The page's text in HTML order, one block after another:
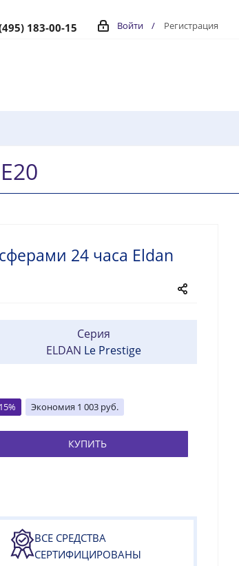
Войти / Регистрация
183-00-15
24 часа Eldan
Серия
ELDAN Le Prestige
15% Экономия 1 003 руб.
КУПИТЬ
ВСЕ СРЕДСТВА
СЕРТИФИЦИРОВАНЫ